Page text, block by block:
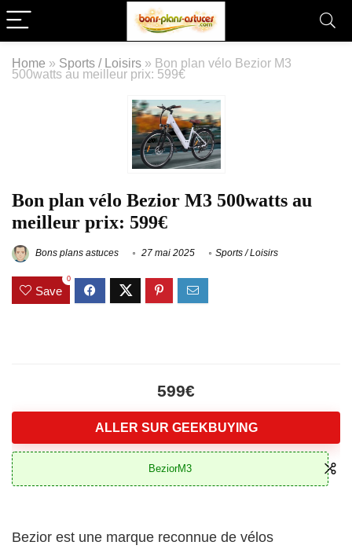
Home » Sports / Loisirs » Bon plan vélo Bezior M3
500watts au meilleur prix: 599€
Bon plan vélo Bezior M3 500watts au
meilleur prix: 599€
Bons plans astuces 27 mai 2025 Sports / Loisirs
Save
0
599€
ALLER SUR GEEKBUYING
BeziorM3
Bezior est une marque reconnue de vélos